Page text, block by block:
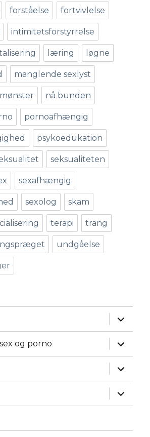
forståelse fortvivlelse
intimitetsforstyrrelse
læring løgne
manglende sexlyst
mønster nå bunden
pornoafhængig
psykoedukation
seksualiteten
sexafhængig
sexolog skam
terapi trang
undgåelse
udvid
og porno
udvid
udvid
udvid